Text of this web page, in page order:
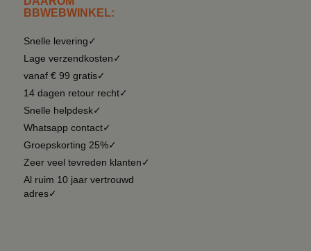
BBWEBWINKEL:
Snelle levering✓
Lage verzendkosten✓
vanaf € 99 gratis✓
14 dagen retour recht✓
Snelle helpdesk✓
Whatsapp contact✓
Groepskorting 25%✓
Zeer veel tevreden klanten✓
Al ruim 10 jaar vertrouwd
adres✓